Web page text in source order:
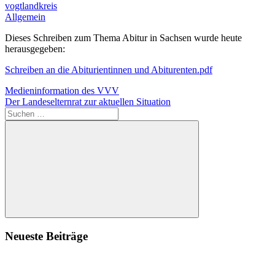
vogtlandkreis
Allgemein
Dieses Schreiben zum Thema Abitur in Sachsen wurde heute
herausgegeben:
Schreiben an die Abiturientinnen und Abiturenten.pdf
Beitragsnavigation
Vorheriger
Beitrag:
Medieninformation des VVV
Nächster
Beitrag:
Der Landeselternrat zur aktuellen Situation
Suchen
nach:
Suchen
Neueste Beiträge